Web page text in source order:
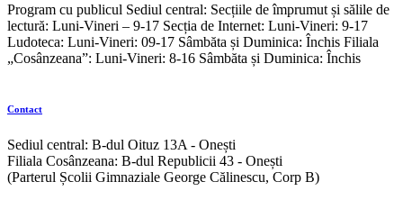
Program cu publicul Sediul central: Secțiile de împrumut și sălile de
lectură: Luni-Vineri – 9-17 Secția de Internet: Luni-Vineri: 9-17
Ludoteca: Luni-Vineri: 09-17 Sâmbăta și Duminica: Închis Filiala
„Cosânzeana”: Luni-Vineri: 8-16 Sâmbăta și Duminica: Închis
Contact
Sediul central: B-dul Oituz 13A - Onești
Filiala Cosânzeana: B-dul Republicii 43 - Onești
(Parterul Școlii Gimnaziale George Călinescu, Corp B)